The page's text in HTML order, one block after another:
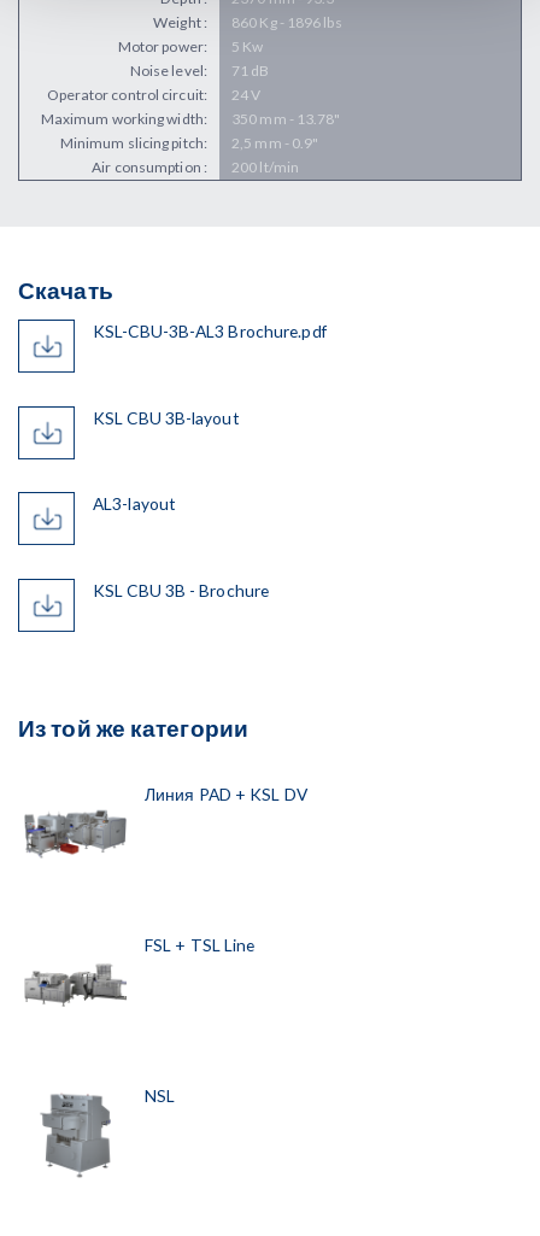
Weight :
860 Kg - 1896 lbs
Motor power:
5 Kw
Noise level:
71 dB
Operator control circuit:
24 V
Maximum working width:
350 mm - 13.78"
Minimum slicing pitch:
2,5 mm - 0.9"
Air consumption :
200 lt/min
Скачать
KSL-CBU-3B-AL3 Brochure.pdf
KSL CBU 3B-layout
AL3-layout
KSL CBU 3B - Brochure
Из той же категории
Линия PAD + KSL DV
FSL + TSL Line
NSL